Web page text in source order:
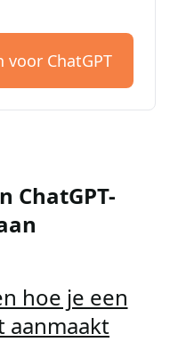
voor ChatGPT
ChatGPT-
hoe je een
aanmaakt